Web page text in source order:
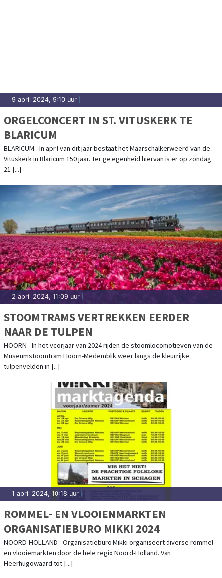
9 april 2024, 9:10 uur
ORGELCONCERT IN ST. VITUSKERK TE
BLARICUM
BLARICUM - In april van dit jaar bestaat het Maarschalkerweerd van de
Vituskerk in Blaricum 150 jaar. Ter gelegenheid hiervan is er op zondag
21 [...]
2 april 2024, 11:09 uur
STOOMTRAMS VERTREKKEN EERDER
NAAR DE TULPEN
HOORN - In het voorjaar van 2024 rijden de stoomlocomotieven van de
Museumstoomtram Hoorn-Medemblik weer langs de kleurrijke
tulpenvelden in [...]
1 april 2024, 10:18 uur
ROMMEL- EN VLOOIENMARKTEN
ORGANISATIEBURO MIKKI 2024
NOORD-HOLLAND - Organisatieburo Mikki organiseert diverse rommel-
en vlooiemarkten door de hele regio Noord-Holland. Van
Heerhugowaard tot [...]